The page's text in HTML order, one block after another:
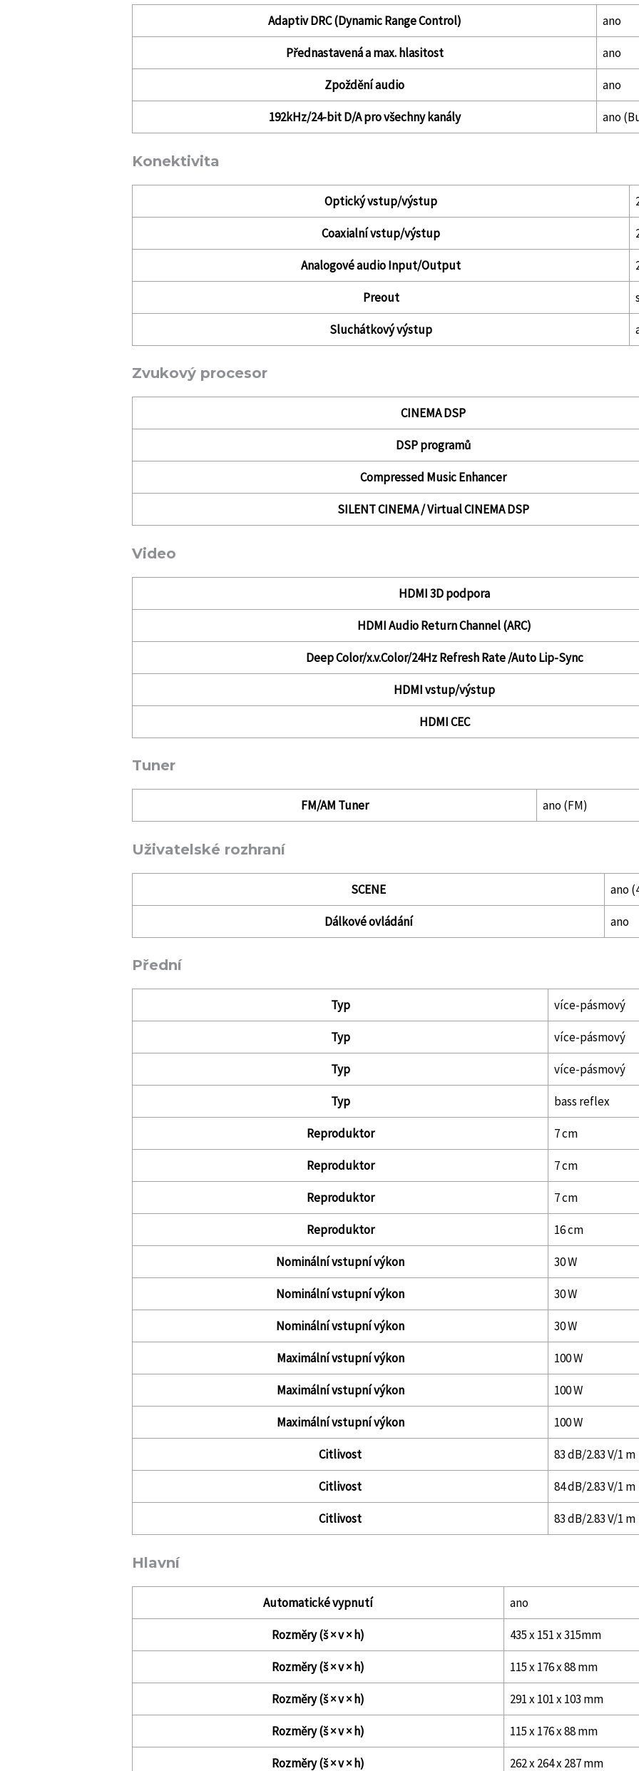
Adaptiv DRC (Dynamic Range Control) ano
Přednastavená a max. hlasitost ano
Zpoždění audio ano
192kHz/24-bit D/A pro všechny kanály ano
Konektivita
Optický vstup/výstup
Coaxialní vstup/výstup
Analogové audio Input/Output
Preout
Sluchátkový výstup
Zvukový procesor
CINEMA DSP
DSP programů
Compressed Music Enhancer
SILENT CINEMA / Virtual CINEMA DSP
Video
HDMI 3D podpora
HDMI Audio Return Channel (ARC)
Deep Color/x.v.Color/24Hz Refresh Rate /Auto Lip-Sync
HDMI vstup/výstup
HDMI CEC
Tuner
FM/AM Tuner ano (FM)
Uživatelské rozhraní
SCENE ano
Dálkové ovládání ano
Přední
Typ více-pásmový
Typ více-pásmový
Typ více-pásmový
Typ bass reflex
Reproduktor 7 cm
Reproduktor 7 cm
Reproduktor 7 cm
Reproduktor 16 cm
Nominální vstupní výkon 30 W
Nominální vstupní výkon 30 W
Nominální vstupní výkon 30 W
Maximální vstupní výkon 100 W
Maximální vstupní výkon 100 W
Maximální vstupní výkon 100 W
Citlivost 83 dB/2.83 V/1 m
Citlivost 84 dB/2.83 V/1 m
Citlivost 83 dB/2.83 V/1 m
Hlavní
Automatické vypnutí ano
Rozměry (š × v × h) 435 x 151 x 315mm
Rozměry (š × v × h) 115 x 176 x 88 mm
Rozměry (š × v × h) 291 x 101 x 103 mm
Rozměry (š × v × h) 115 x 176 x 88 mm
Rozměry (š × v × h) 262 x 264 x 287 mm